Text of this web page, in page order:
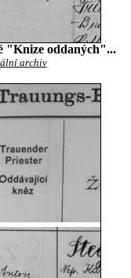
"Knize oddaných"...
archiv